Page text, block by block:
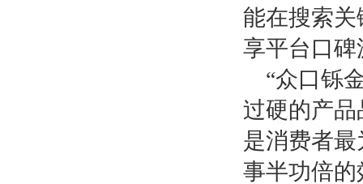
能在搜索
享平台口碑
“众口铄
过硬的产
是消费者
事半功倍